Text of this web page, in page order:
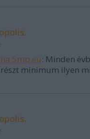
: Minden
minimum ilyen